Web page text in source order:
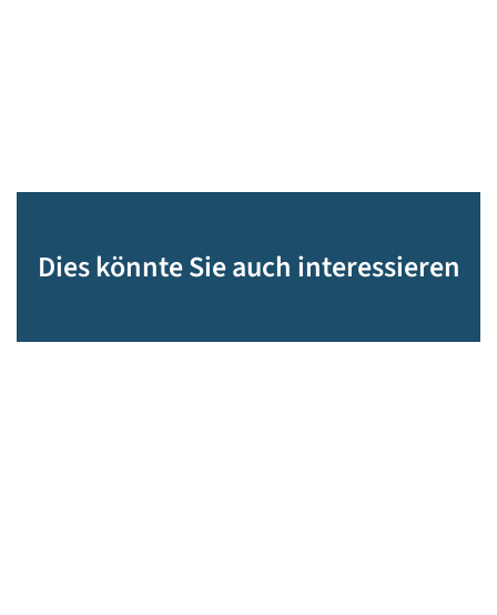
Dies könnte Sie auch interessieren